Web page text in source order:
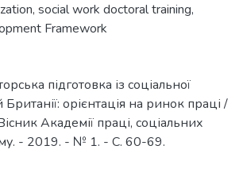
, social work doctoral training,
Framework
підготовка із соціальної
орієнтація на ринок праці /
Академії праці, соціальних
- 2019. - № 1. - С. 60-69.